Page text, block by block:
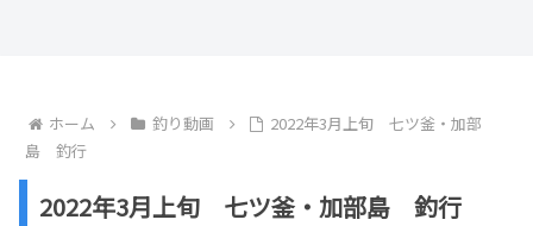
ホーム 釣り動画
2022年3月上旬 七ツ釜・加部
島 釣行
2022年3月上旬 七ツ釜・加部島 釣行